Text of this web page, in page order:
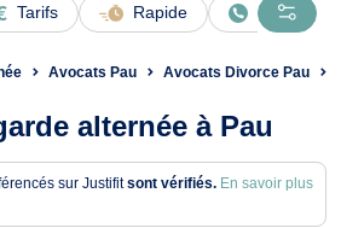
Tarifs Rapide En ligne
Avocats Pau Avocats Divorce Pau
alternée à Pau
sur Justifitsont vérifiés. En savoir plus